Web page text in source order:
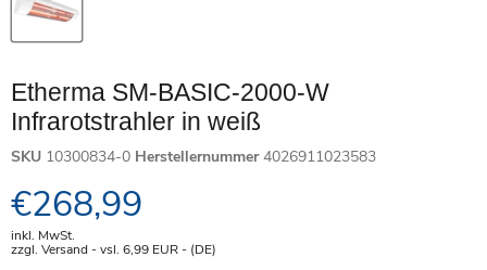
Etherma SM-BASIC-2000-W
Infrarotstrahler in weiß
SKU 10300834-0 Herstellernummer 4026911023583
Aktueller Preis
€268,99
inkl. MwSt.
zzgl. Versand - vsl. 6,99 EUR- (DE)